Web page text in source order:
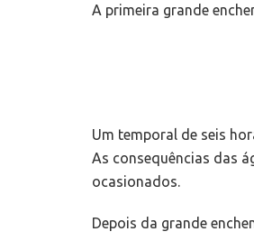
A primeira grande
Um temporal de seis
As consequências das
ocasionados.
Depois da grande